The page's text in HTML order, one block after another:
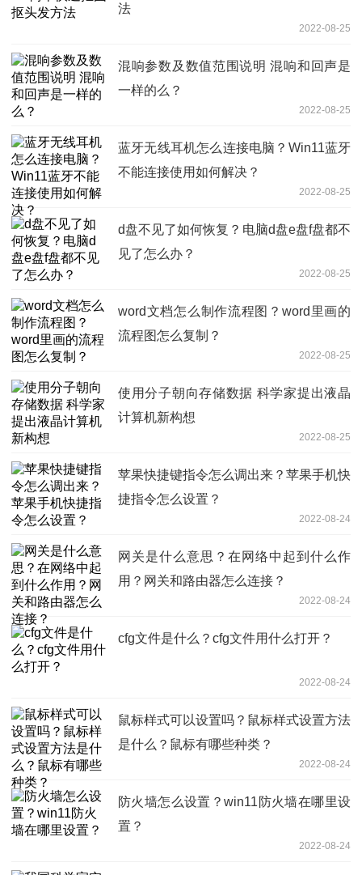
法
2022-08-25
混响参数及数值范围说明 混响和回声是
一样的么？
2022-08-25
蓝牙无线耳机怎么连接电脑？Win11蓝牙
不能连接使用如何解决？
2022-08-25
d盘不见了如何恢复？电脑d盘e盘f盘都不
见了怎么办？
2022-08-25
word文档怎么制作流程图？word里画的
流程图怎么复制？
2022-08-25
使用分子朝向存储数据 科学家提出液晶
计算机新构想
2022-08-25
苹果快捷键指令怎么调出来？苹果手机快
捷指令怎么设置？
2022-08-24
网关是什么意思？在网络中起到什么作
用？网关和路由器怎么连接？
2022-08-24
cfg文件是什么？cfg文件用什么打开？
2022-08-24
鼠标样式可以设置吗？鼠标样式设置方法
是什么？鼠标有哪些种类？
2022-08-24
防火墙怎么设置？win11防火墙在哪里设
置？
2022-08-24